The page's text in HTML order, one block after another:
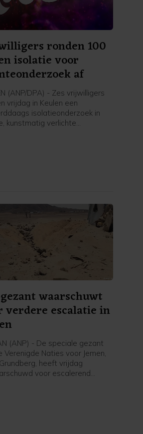
ronden 100
isolatie voor
af
(ANP/DPA) - Zes vrijwilligers
vrijdag in Keulen een
isolatieonderzoek in
kunstmatig verlichte
waarschuwt
verdere escalatie in
(ANP) - De speciale gezant
Verenigde Naties voor Jemen,
heeft vrijdag
voor escalerend